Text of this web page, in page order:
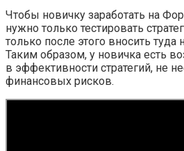
Чтобы новичку заработать на
нужно только тестировать
только после этого вносить туда
Таким образом, у новичка есть
в эффективности стратегий, не
финансовых рисков.